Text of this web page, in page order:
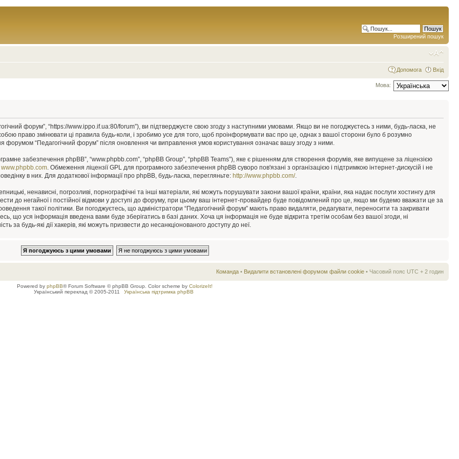
Розширений пошук
Допомога Вхід
Мова:
форум”, “https://www.ippo.if.ua:80/forum”), ви підтверджуєте свою згоду з наступними умовами. Якщо ви не погоджуєтесь з ними, будь-ласка, не
право змінювати ці правила будь-коли, і зробимо усе для того, щоб проінформувати вас про це, однак з вашої сторони було б розумно
форумом “Педагогічний форум” після оновлення чи виправлення умов користування означає вашу згоду з ними.
забезпечення phpBB”, “www.phpbb.com”, “phpBB Group”, “phpBB Teams”), яке є рішенням для створення форумів, яке випущене за ліцензією
www.phpbb.com . Обмеження ліцензії GPL для програмного забезпечення phpBB суворо пов'язані з організацією і підтримкою інтернет-дискусій і не
в них. Для додаткової інформації про phpBB, будь-ласка, перегляньте: http://www.phpbb.com/.
ненависні, погрозливі, порнографічні та інші матеріали, які можуть порушувати закони вашої країни, країни, яка надає послуги хостингу для
до негайної і постійної відмови у доступі до форуму, при цьому ваш інтернет-провайдер буде повідомлений про це, якщо ми будемо вважати це за
такої політики. Ви погоджуєтесь, що адміністратори “Педагогічний форум” мають право видаляти, редагувати, переносити та закривати
що уся інформація введена вами буде зберігатись в базі даних. Хоча ця інформація не буде відкрита третім особам без вашої згоди, ні
за будь-які дії хакерів, які можуть призвести до несанкціонованого доступу до неї.
Команда • Видалити встановлені форумом файли cookie • Часовий пояс UTC + 2 годин
Powered by phpBB® Forum Software © phpBB Group. Color scheme by ColorizeIt!
Український переклад © 2005-2011
Українська підтримка phpBB